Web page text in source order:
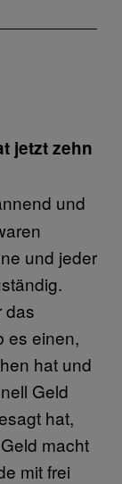
jetzt zehn
und
und jeder
das
es einen,
hat und
Geld
hat,
macht
mit frei